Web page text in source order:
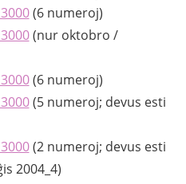
(6 numeroj)
(nur oktobro /
(6 numeroj)
(5 numeroj; devus esti
(2 numeroj; devus esti
2004_4)